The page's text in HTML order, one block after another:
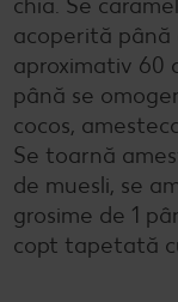
acoperită până
aproximativ 60
până se
cocos,
Se toarnă
de muesli, se
grosime de 1
copt tapetată